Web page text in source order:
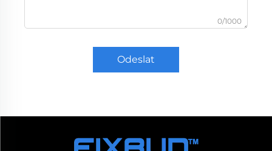
0/1000
Odeslat